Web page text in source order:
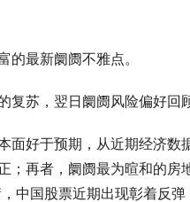
最新阛阓不雅点。
，翌日阛阓风险偏好回
于预期，从近期经济数
；再者，阛阓最为暄和的房
中国股票近期出现彰着反